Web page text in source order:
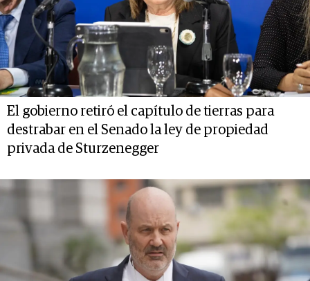
El gobierno retiró el capítulo de tierras para
destrabar en el Senado la ley de propiedad
privada de Sturzenegger